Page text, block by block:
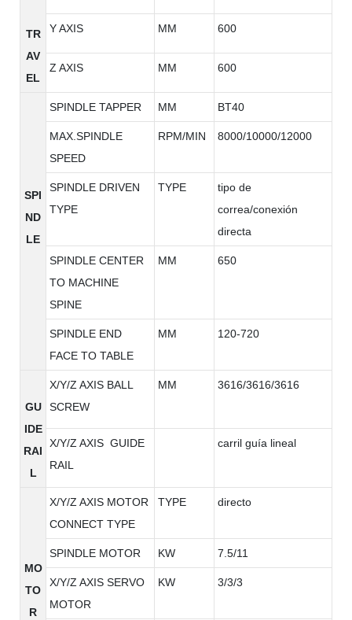
TR
AV
EL
Y AXIS MM 600
Z AXIS MM 600
SPI
ND
LE
SPINDLE TAPPER MM BT40
MAX.SPINDLE
SPEED
RPM/MIN 8000/10000/12000
SPINDLE DRIVEN
TYPE
TYPE
tipo de
correa/conexión
directa
SPINDLE CENTER
TO MACHINE
SPINE
MM 650
SPINDLE END
FACE TO TABLE
MM 120-720
GU
IDE
RAI
L
X/Y/Z AXIS BALL
SCREW
MM 3616/3616/3616
X/Y/Z AXIS GUIDE
RAIL
carril guía lineal
MO
TO
R
X/Y/Z AXIS MOTOR
CONNECT TYPE
TYPE directo
SPINDLE MOTOR KW 7.5/11
X/Y/Z AXIS SERVO
MOTOR
KW 3/3/3